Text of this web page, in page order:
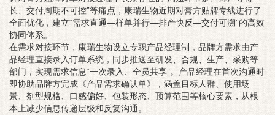
长、交付周期不可控”等痛点，康瑞生物近期对膏方贴牌专线进行了
全面优化，建立“需求直通—样单并行—排产快反—交付可溯”的高效
协同体系。
在需求对接环节，康瑞生物设立专职产品经理制，品牌方需求由产
品经理直接录入订单系统，同步推送至研发、合规、生产、采购等
部门，实现需求信息“一次录入、全员共享”。产品经理在首次沟通时
即协助品牌方完成《产品需求确认单》，涵盖目标人群、使用场
景、剂型规格、口感偏好、包装形态、预算范围等核心要素，从根
本上减少信息传递层级和反复沟通。